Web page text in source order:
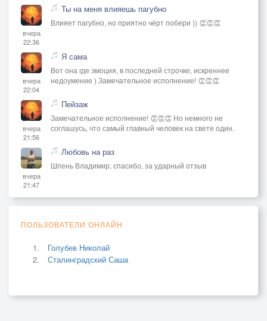
вчера
22:36
Ты на меня влияешь пагубно
Влияет пагубно, но приятно чёрт побери )) 👏👏👏
вчера
22:04
Я сама
Вот она где эмоция, в последней строчке, искреннее
недоумение ) Замечательное исполнение! 👏👏👏
вчера
21:56
Пейзаж
Замечательное исполнение! 👏👏👏 Но немного не
соглашусь, что самый главный человек на свете один.
вчера
21:47
Любовь на раз
Шпень Владимир, спасибо, за ударный отзыв
ПОЛЬЗОВАТЕЛИ ОНЛАЙН
Голубев Николай
Сталинградский Саша